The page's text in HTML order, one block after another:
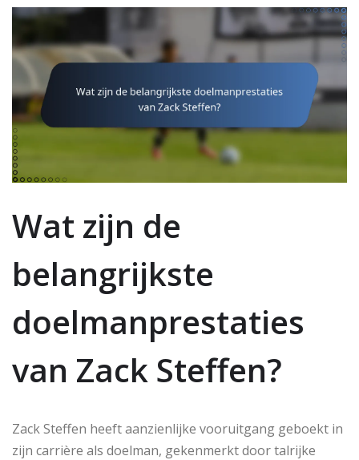
Wat zijn de
belangrijkste
doelmanprestaties
van Zack Steffen?
Zack Steffen heeft aanzienlijke vooruitgang geboekt in
zijn carrière als doelman, gekenmerkt door talrijke